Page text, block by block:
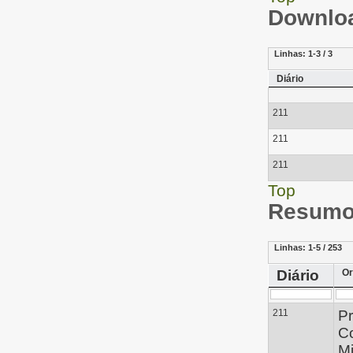
Linhas: 1-3 / 3
Diário
211
211
211
Top
Linhas: 1-5 / 253
Diário
211